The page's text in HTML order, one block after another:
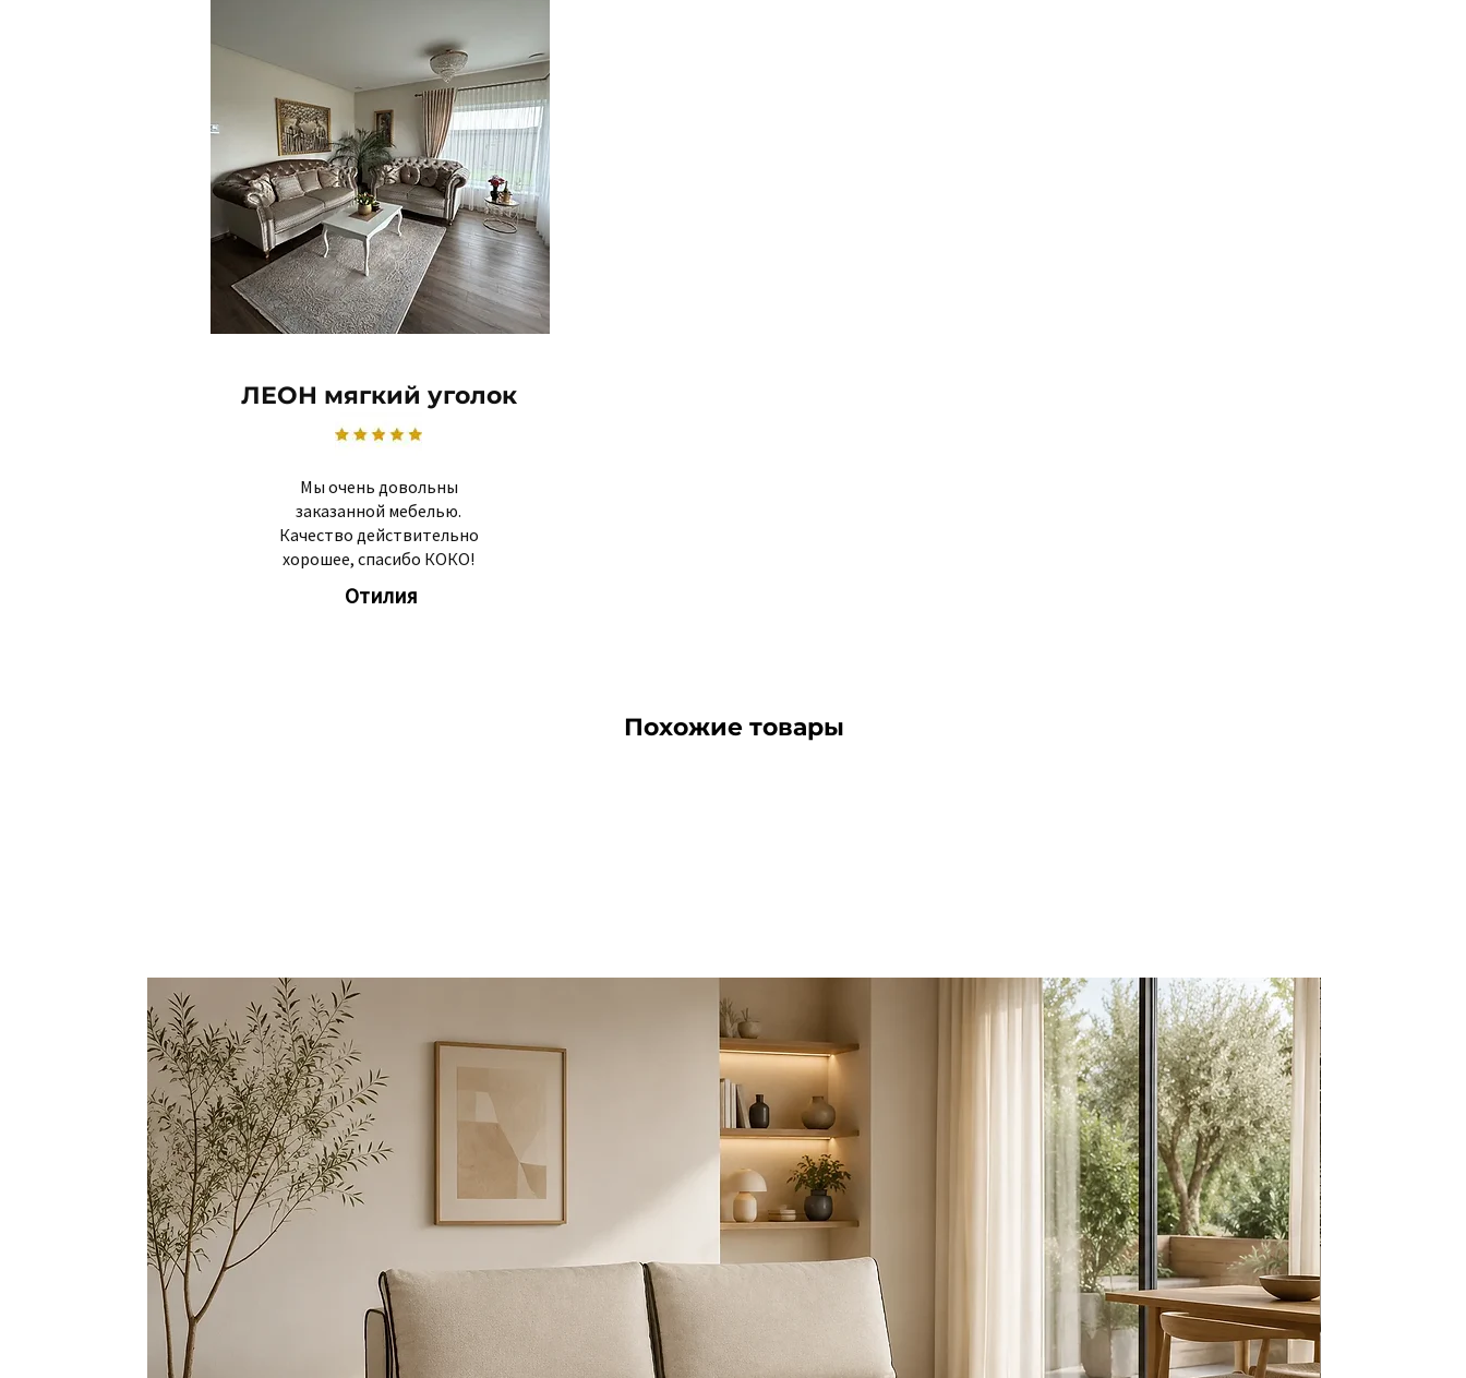
ЛЕОН мягкий уголок
Мы очень довольны
заказанной мебелью.
Качество действительно
хорошее, спасибо КОКО!
Отилия
Похожие товары